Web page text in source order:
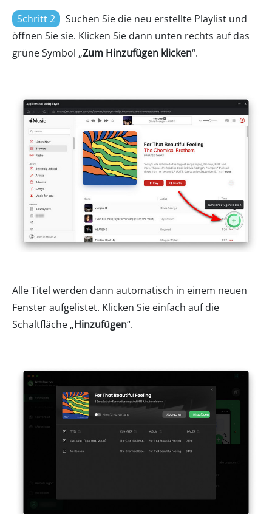
Schritt 2
Suchen Sie die neu erstellte Playlist und
öffnen Sie sie. Klicken Sie dann unten rechts auf das
grüne Symbol „Zum Hinzufügen klicken“.
Alle Titel werden dann automatisch in einem neuen
Fenster aufgelistet. Klicken Sie einfach auf die
Schaltfläche „Hinzufügen“.